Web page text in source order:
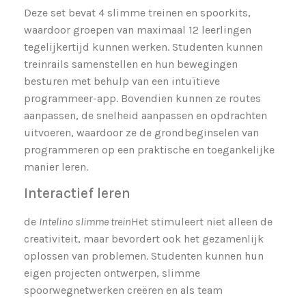
Deze set bevat 4 slimme treinen en spoorkits,
waardoor groepen van maximaal 12 leerlingen
tegelijkertijd kunnen werken. Studenten kunnen
treinrails samenstellen en hun bewegingen
besturen met behulp van een intuïtieve
programmeer-app. Bovendien kunnen ze routes
aanpassen, de snelheid aanpassen en opdrachten
uitvoeren, waardoor ze de grondbeginselen van
programmeren op een praktische en toegankelijke
manier leren.
Interactief leren
de Intelino slimme treinHet stimuleert niet alleen de
creativiteit, maar bevordert ook het gezamenlijk
oplossen van problemen. Studenten kunnen hun
eigen projecten ontwerpen, slimme
spoorwegnetwerken creëren en als team